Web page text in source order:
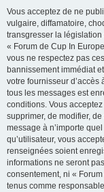
Vous acceptez de ne
vulgaire, diffamatoire,
transgresser la
« Forum de Cup In
vous ne respectez pas
bannissement immédiat
votre fournisseur d’accès
tous les messages est
conditions. Vous
supprimer, de modifier,
message à n’importe
qu’utilisateur, vous
renseignées soient
informations ne seront
consentement, ni «
tenus comme